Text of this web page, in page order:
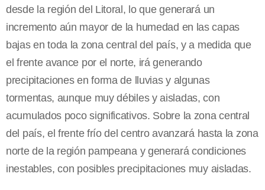
desde la región del Litoral, lo que generará un
incremento aún mayor de la humedad en las capas
bajas en toda la zona central del país, y a medida que
el frente avance por el norte, irá generando
precipitaciones en forma de lluvias y algunas
tormentas, aunque muy débiles y aisladas, con
acumulados poco significativos. Sobre la zona central
del país, el frente frío del centro avanzará hasta la zona
norte de la región pampeana y generará condiciones
inestables, con posibles precipitaciones muy aisladas.